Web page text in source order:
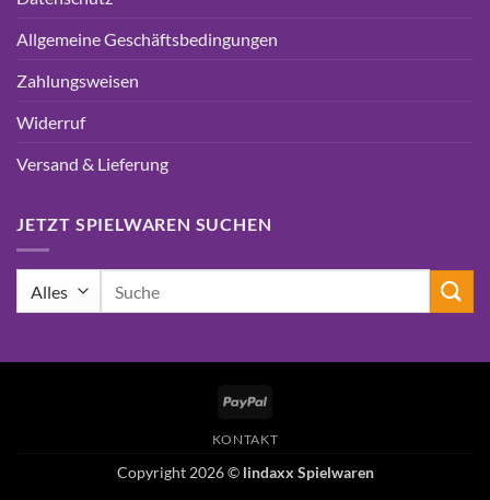
Allgemeine Geschäftsbedingungen
Zahlungsweisen
Widerruf
Versand & Lieferung
JETZT SPIELWAREN SUCHEN
PayPal
KONTAKT
Copyright 2026 © lindaxx Spielwaren